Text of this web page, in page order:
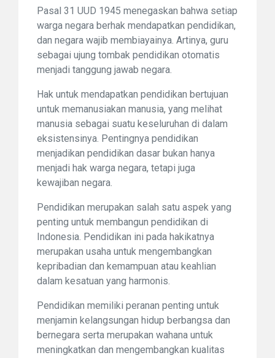
Pasal 31 UUD 1945 menegaskan bahwa setiap
warga negara berhak mendapatkan pendidikan,
dan negara wajib membiayainya. Artinya, guru
sebagai ujung tombak pendidikan otomatis
menjadi tanggung jawab negara.
Hak untuk mendapatkan pendidikan bertujuan
untuk memanusiakan manusia, yang melihat
manusia sebagai suatu keseluruhan di dalam
eksistensinya. Pentingnya pendidikan
menjadikan pendidikan dasar bukan hanya
menjadi hak warga negara, tetapi juga
kewajiban negara.
Pendidikan merupakan salah satu aspek yang
penting untuk membangun pendidikan di
Indonesia. Pendidikan ini pada hakikatnya
merupakan usaha untuk mengembangkan
kepribadian dan kemampuan atau keahlian
dalam kesatuan yang harmonis.
Pendidikan memiliki peranan penting untuk
menjamin kelangsungan hidup berbangsa dan
bernegara serta merupakan wahana untuk
meningkatkan dan mengembangkan kualitas